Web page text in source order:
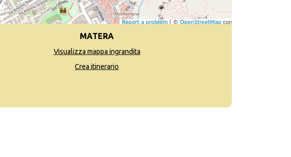
MATERA
Visualizza mappa ingrandita
Crea itinerario